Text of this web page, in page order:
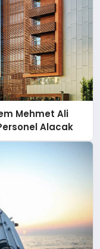
Mehmet Ali
Alacak